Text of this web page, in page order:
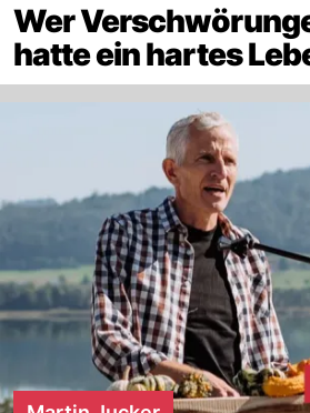
Wer
hatte ein hartes